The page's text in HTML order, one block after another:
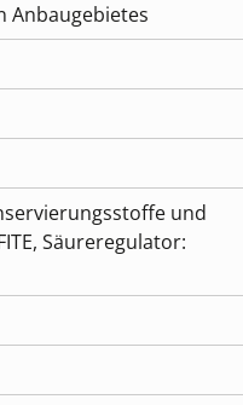
Anbaugebietes
und
Säureregulator: